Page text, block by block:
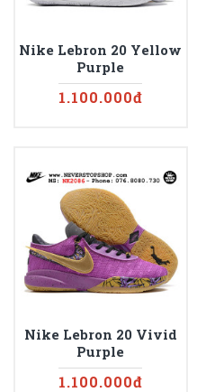
Nike Lebron 20 Yellow
Purple
1.100.000đ
Nike Lebron 20 Vivid
Purple
1.100.000đ